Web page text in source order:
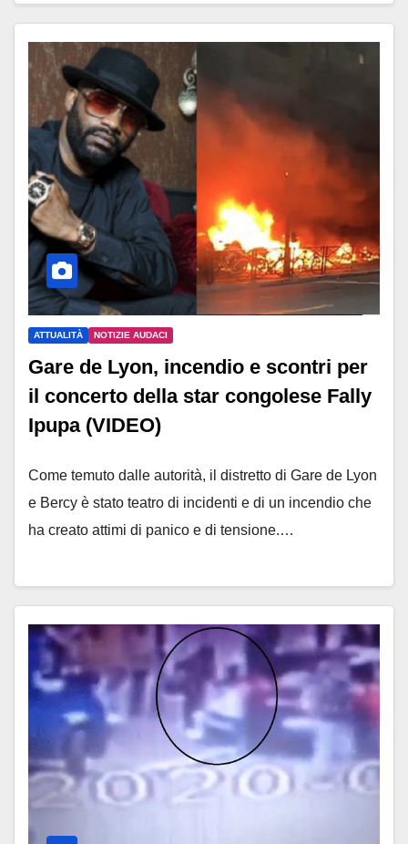
ATTUALITÀ NOTIZIE AUDACI
Gare de Lyon, incendio e scontri per
il concerto della star congolese Fally
Ipupa (VIDEO)
Come temuto dalle autorità, il distretto di Gare de Lyon
e Bercy è stato teatro di incidenti e di un incendio che
ha creato attimi di panico e di tensione.…